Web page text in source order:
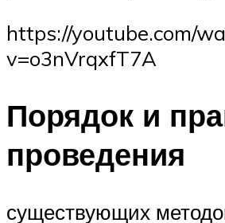
https://youtube.com/
v=o3nVrqxfT7A
Порядок и
проведения
существующих